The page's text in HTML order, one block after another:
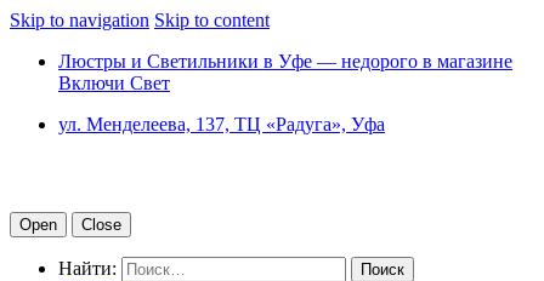
Skip to navigation Skip to content
Люстры и Светильники в Уфе — недорого в магазине
Включи Свет
ул. Менделеева, 137, ТЦ «Радуга», Уфа
Open Close
Найти: